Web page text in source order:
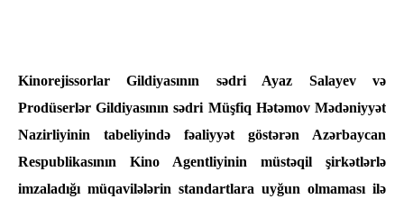
Kinorejissorlar Gildiyasının sədri Ayaz Salayev və
Prodüserlər Gildiyasının sədri Müşfiq Hətəmov Mədəniyyət
Nazirliyinin tabeliyində fəaliyyət göstərən Azərbaycan
Respublikasının Kino Agentliyinin müstəqil şirkətlərlə
imzaladığı müqavilələrin standartlara uyğun olmaması ilə